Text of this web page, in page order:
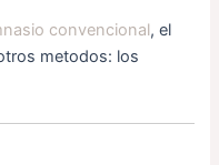
convencional, el
metodos: los